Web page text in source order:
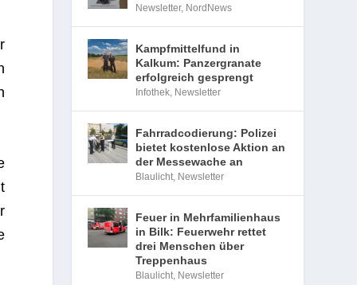
Newsletter, NordNews
Kampfmittelfund in
Kalkum: Panzergranate
erfolgreich gesprengt
Infothek, Newsletter
Fahrradcodierung: Polizei
bietet kostenlose Aktion an
der Messewache an
Blaulicht, Newsletter
Feuer in Mehrfamilienhaus
in Bilk: Feuerwehr rettet
drei Menschen über
Treppenhaus
Blaulicht, Newsletter